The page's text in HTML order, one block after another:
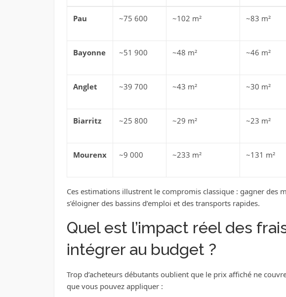
Pau ~75 600 ~102 m² ~83 m²
Bayonne ~51 900 ~48 m² ~46 m²
Anglet ~39 700 ~43 m² ~30 m²
Biarritz ~25 800 ~29 m² ~23 m²
Mourenx ~9 000 ~233 m² ~131 m²
Ces estimations illustrent le compromis classique : gagner des
s’éloigner des bassins d’emploi et des transports rapides.
Quel est l’impact réel des
intégrer au budget ?
Trop d’acheteurs débutants oublient que le prix affiché ne
que vous pouvez appliquer :